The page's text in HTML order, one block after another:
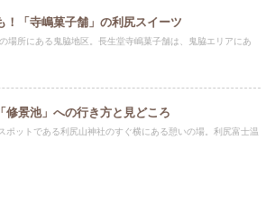
！「寺嶋菓子舗」の利尻スイーツ
場所にある鬼脇地区。長生堂寺嶋菓子舗は、鬼脇エリアにあ
修景池」への行き方と見どころ
ポットである利尻山神社のすぐ横にある憩いの場。利尻富士温